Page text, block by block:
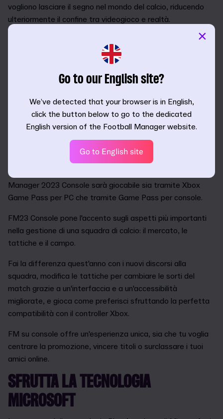
vogliono lasciare il segno nel mondo del calcio, riducendo
ulteriormente il confine tra videogioco e realtà.
Le importanti modifiche al motore di gioco miglioreranno
l'esperienza della partita, mentre il mercato rivisto ti
aiuterà a creare la rosa dei tuoi sogni.
Trasforma i sogni dei tifosi in realtà andando oltre le loro
aspettative e dominando i tuoi rivali questa stagione. È il
momento di dimostrare il tuo valore.
FOOTBALL MANAGER 2023
Conosciuto in precedenza come Xbox Edition, Football
Manager 2023 Console sarà giocabile sia tramite Xbox
Game Pass per PC che tramite Game Pass per console.
FM23 Console pone l'accento sugli aspetti più importanti
nella gestione di una squadra di calcio: il mercato, le
tattiche e il campo.
Fai la differenza quest'anno con i nuovi discorsi alla
squadra, modifica le tattiche per cambiare le sorti del
match grazie a un'interfaccia e a un'accessibilità
migliorate, e gioca come preferisci sfruttando la perfetta
compatibilità con il controller Xbox.
FM su console offre un'esperienza unica, sia che tu voglia
centrare la promozione, vincere titoli o surclassare i tuoi
amici online.
SFRUTTA LA TECNOLOGIA
MICROSOFT
Go to our English site?
We’ve detected that your browser is in English,
click the button below to go to the dedicated
English version of the Football Manager website.
Go to English site
×